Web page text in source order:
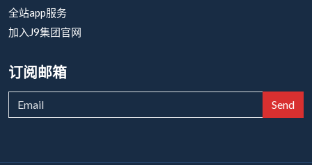
全站app服务
加入J9集团官网
订阅邮箱
Send